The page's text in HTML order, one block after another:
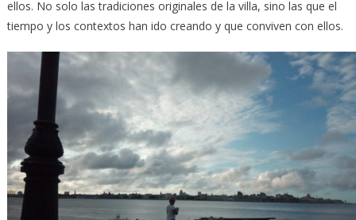
ellos. No solo las tradiciones originales de la villa, sino las que el
tiempo y los contextos han ido creando y que conviven con ellos.